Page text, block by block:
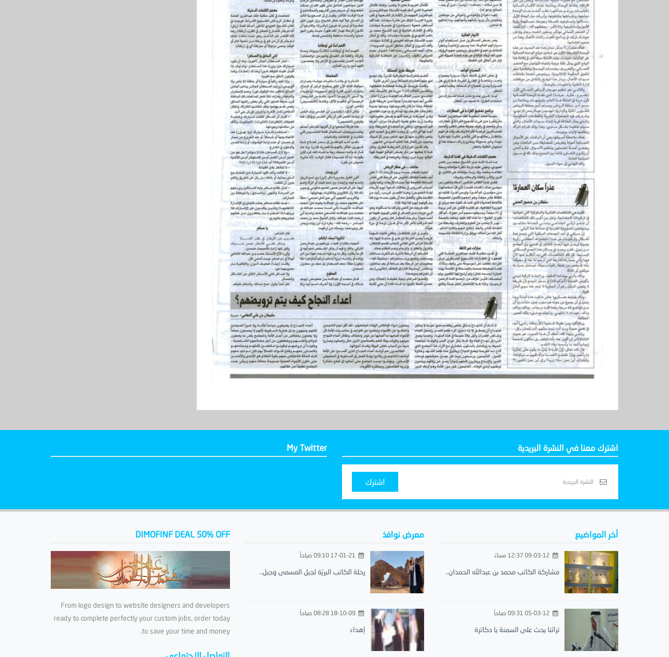
اشترك معنا في النشرة البريدية
اشترك
My Twitter
أخر المواضيع
مشاركة الكاتب محمد بن عبدالله الحمدان..
تراثنا يحث على السمنة يا دكاترة
معرض نوافذ
رحلة الكاتب البريّة لجبل المسمى وجبل..
إهداء
DIMOFINF DEAL 50% OFF
From logo design to website designers and developers
ready to complete perfectly your custom jobs, order today
to save your time and money.